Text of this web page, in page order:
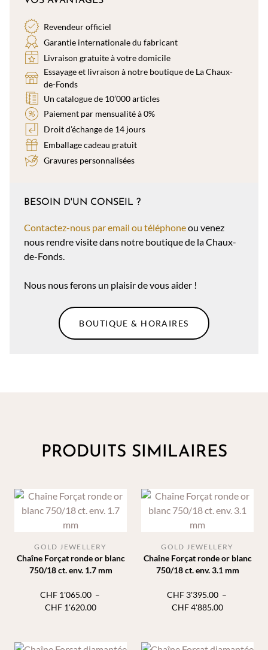
Revendeur officiel
Garantie internationale du fabricant
Livraison gratuite à votre domicile
Essayage et livraison à notre boutique de La Chaux-
de-Fonds
Un catalogue de 10’000 articles
Paiement par mensualité à 0%
Droit d’échange de 14 jours
Emballage cadeau gratuit
Gravures personnalisées
BESOIN D'UN CONSEIL ?
Contactez-nous par email ou téléphoneou venez
nous rendre visite dans notre boutique de la Chaux-
de-Fonds.
Nous nous ferons un plaisir de vous aider !
BOUTIQUE & HORAIRES
PRODUITS SIMILAIRES
Chaîne Forçat ronde or blanc
750/18 ct. env. 1.7 mm
GOLD JEWELLERY
CHF1'065.00 –
CHF 1'620.00Plage
CHF 1'065.00
Chaîne Forçat ronde or blanc
750/18 ct. env. 3.1 mm
GOLD JEWELLERY
CHF3'395.00 –
CHF4'885.00Plage
CHF